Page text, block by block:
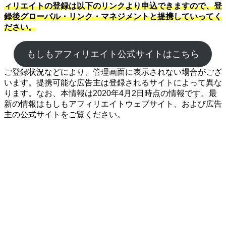
ィリエイトの登録は以下のリンクより申込できますので、登
録後グローバル・リンク・マネジメントと提携していってく
ださい。
もしもアフィリエイト公式サイトはこちら
ご登録状況などにより、管理画面に表示されない場合がござ
います。提携可能な広告主は登録されるサイトによって異な
ります。なお、本情報は2020年4月2日時点の情報です。最
新の情報はもしもアフィリエイトウェブサイト、および広告
主の公式サイトをご覧ください。